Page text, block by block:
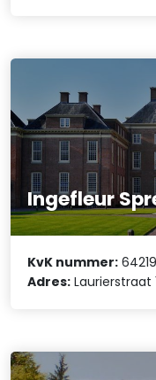
Ingefleur
KvK nummer:
Adres: Laurierstraat